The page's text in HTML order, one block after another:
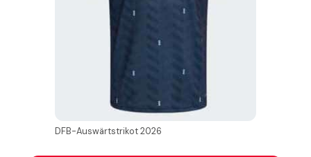
DFB-Auswärtstrikot 2026